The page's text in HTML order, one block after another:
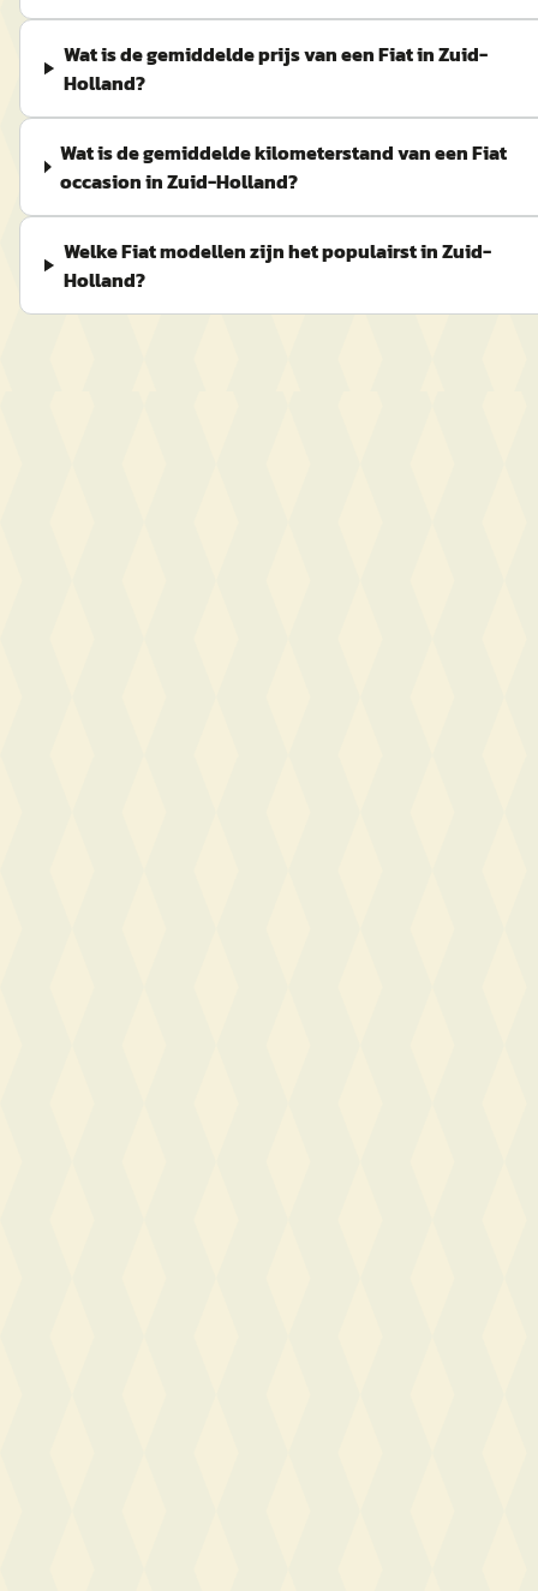
Wat is de gemiddelde prijs van een Fiat in Zuid-
Holland?
Wat is de gemiddelde kilometerstand van een Fiat
occasion in Zuid-Holland?
Welke Fiat modellen zijn het populairst in Zuid-
Holland?